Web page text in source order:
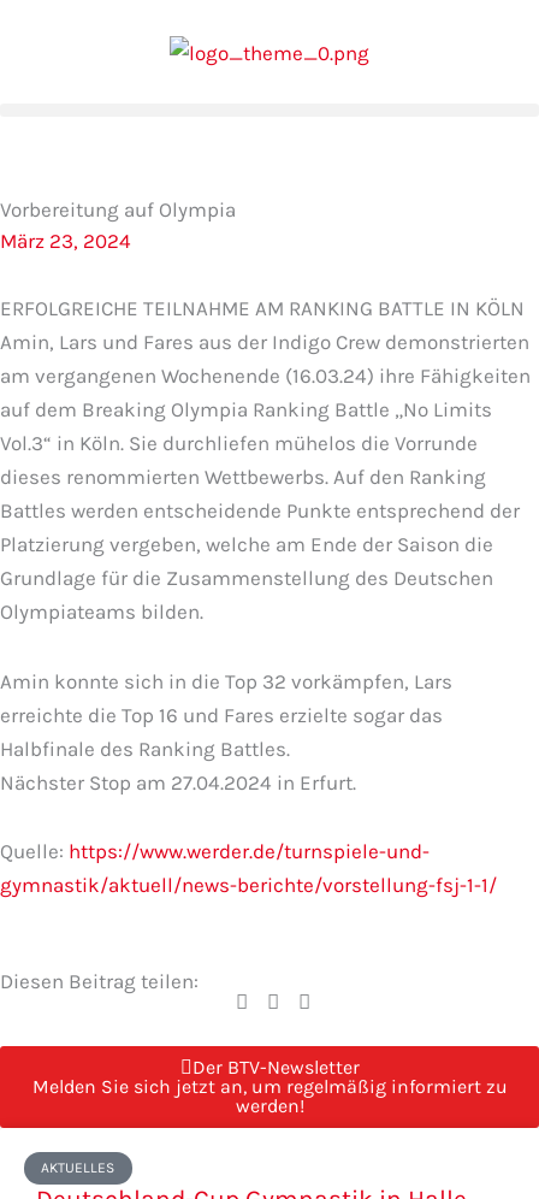
Vorbereitung auf Olympia
März 23, 2024
ERFOLGREICHE TEILNAHME AM RANKING BATTLE IN KÖLN
Amin, Lars und Fares aus der Indigo Crew demonstrierten
am vergangenen Wochenende (16.03.24) ihre Fähigkeiten
auf dem Breaking Olympia Ranking Battle „No Limits
Vol.3“ in Köln. Sie durchliefen mühelos die Vorrunde
dieses renommierten Wettbewerbs. Auf den Ranking
Battles werden entscheidende Punkte entsprechend der
Platzierung vergeben, welche am Ende der Saison die
Grundlage für die Zusammenstellung des Deutschen
Olympiateams bilden.
Amin konnte sich in die Top 32 vorkämpfen, Lars
erreichte die Top 16 und Fares erzielte sogar das
Halbfinale des Ranking Battles.
Nächster Stop am 27.04.2024 in Erfurt.
Quelle: https://www.werder.de/turnspiele-und-
gymnastik/aktuell/news-berichte/vorstellung-fsj-1-1/
Diesen Beitrag teilen:
Der BTV-Newsletter
Melden Sie sich jetzt an, um regelmäßig informiert zu
werden!
AKTUELLES